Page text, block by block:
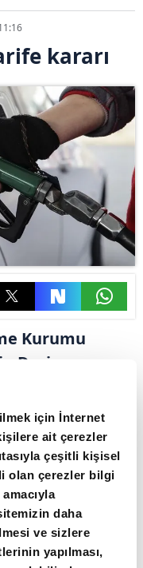
için İnternet
ait çerezler
çeşitli kişisel
olan çerezler bilgi
daha
ve sizlere
yapılması,
kararı
Kurumu
Derince,
ile
ilişkin
tadil
bazı
ve
yapan